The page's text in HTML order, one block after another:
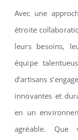
Avec une
étroite
leurs besoins,
équipe
d’artisans
innovantes et
en un
agréable. Que